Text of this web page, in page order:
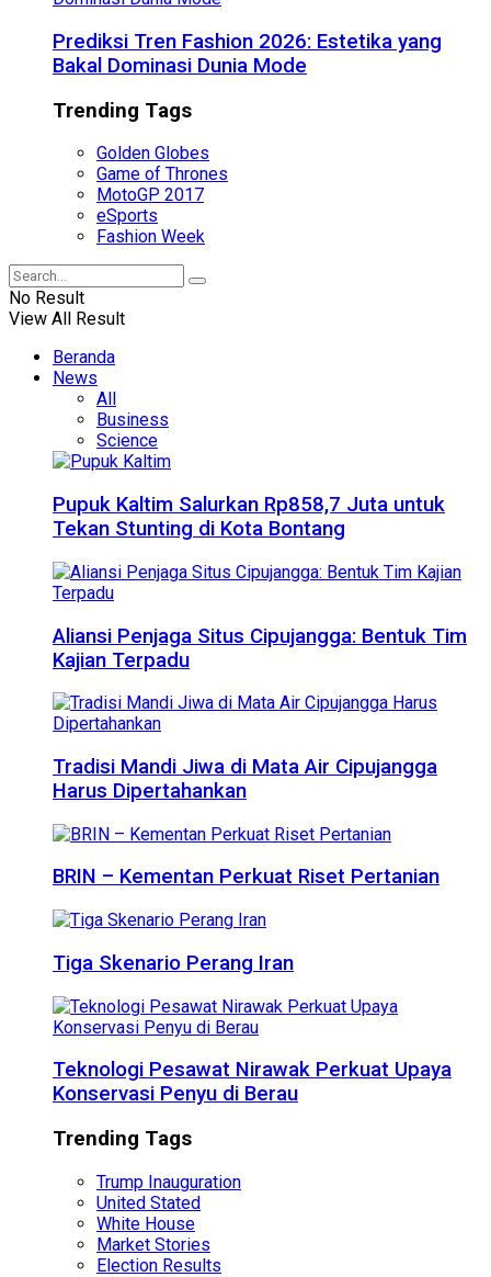
Prediksi Tren Fashion 2026: Estetika yang
Bakal Dominasi Dunia Mode
Trending Tags
Golden Globes
Game of Thrones
MotoGP 2017
eSports
Fashion Week
No Result
View All Result
Beranda
News
All
Business
Science
Pupuk Kaltim Salurkan Rp858,7 Juta untuk
Tekan Stunting di Kota Bontang
Aliansi Penjaga Situs Cipujangga: Bentuk Tim
Kajian Terpadu
Tradisi Mandi Jiwa di Mata Air Cipujangga
Harus Dipertahankan
BRIN – Kementan Perkuat Riset Pertanian
Tiga Skenario Perang Iran
Teknologi Pesawat Nirawak Perkuat Upaya
Konservasi Penyu di Berau
Trending Tags
Trump Inauguration
United Stated
White House
Market Stories
Election Results